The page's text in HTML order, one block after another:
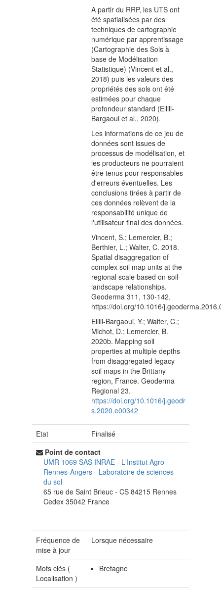
A partir du RRP, les UTS ont
été spatialisées par des
techniques de cartographie
numérique par apprentissage
(Cartographie des Sols à
base de Modélisation
Statistique) (Vincent et al.,
2018) puis les valeurs des
propriétés des sols ont été
estimées pour chaque
profondeur standard (Ellili-
Bargaoui et al., 2020).
Les informations de ce jeu de
données sont issues de
processus de modélisation, et
les producteurs ne pourraient
être tenus pour responsables
d'erreurs éventuelles. Les
conclusions tirées à partir de
ces données relèvent de la
responsabilité unique de
l'utilisateur final des données.
Vincent, S.; Lemercier, B.;
Berthier, L.; Walter, C. 2018.
Spatial disaggregation of
complex soil map units at the
regional scale based on soil-
landscape relationships.
Geoderma 311, 130-142.
https://doi.org/10.1016/
Ellili-Bargaoui, Y.; Walter, C.;
Michot, D.; Lemercier, B.
2020b. Mapping soil
properties at multiple depths
from disaggregated legacy
soil maps in the Brittany
region, France. Geoderma
Regional 23.
https://doi.org/10.1016/j.geodr
s.2020.e00342
Etat
Finalisé
Point de contact
UMR 1069 SAS INRAE - L'Institut Agro
Rennes-Angers - Laboratoire de sciences
du sol
65 rue de Saint Brieuc - CS 84215 Rennes
Cedex 35042 France
Fréquence de
mise à jour
Lorsque nécessaire
Mots clés (
Localisation )
Bretagne